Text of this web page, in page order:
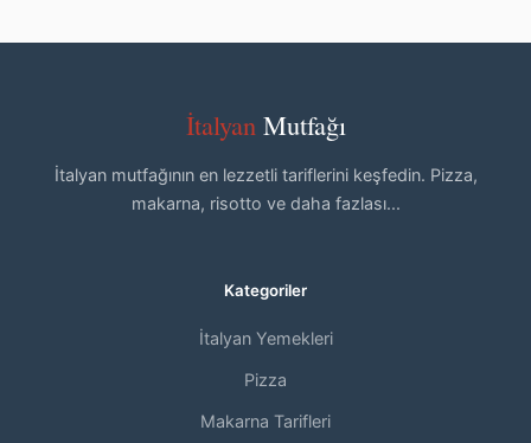
İtalyanMutfağı
İtalyan mutfağının en lezzetli tariflerini keşfedin. Pizza,
makarna, risotto ve daha fazlası...
Kategoriler
İtalyan Yemekleri
Pizza
Makarna Tarifleri